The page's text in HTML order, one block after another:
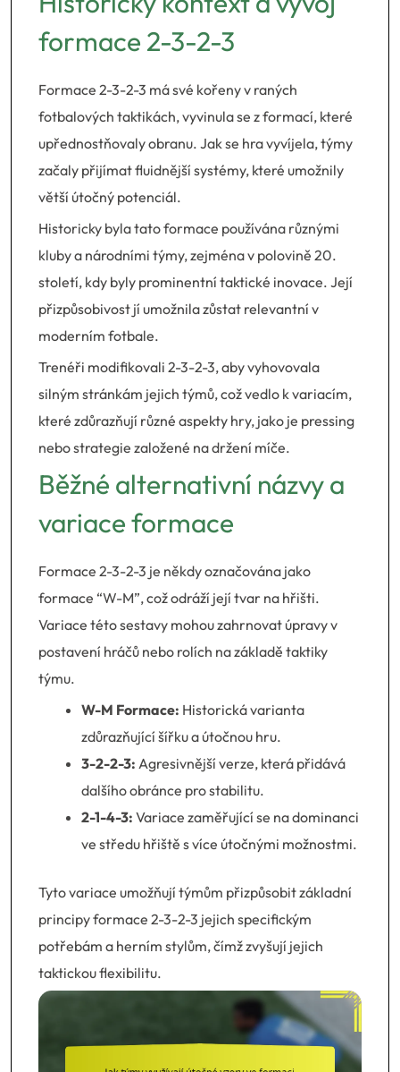
formace 2-3-2-3
Formace 2-3-2-3 má své kořeny v raných
fotbalových taktikách, vyvinula se z formací, které
upřednostňovaly obranu. Jak se hra vyvíjela, týmy
začaly přijímat fluidnější systémy, které umožnily
větší útočný potenciál.
Historicky byla tato formace používána různými
kluby a národními týmy, zejména v polovině 20.
století, kdy byly prominentní taktické inovace. Její
přizpůsobivost jí umožnila zůstat relevantní v
moderním fotbale.
Trenéři modifikovali 2-3-2-3, aby vyhovovala
silným stránkám jejich týmů, což vedlo k variacím,
které zdůrazňují různé aspekty hry, jako je pressing
nebo strategie založené na držení míče.
Běžné alternativní názvy a
variace formace
Formace 2-3-2-3 je někdy označována jako
formace “W-M”, což odráží její tvar na hřišti.
Variace této sestavy mohou zahrnovat úpravy v
postavení hráčů nebo rolích na základě taktiky
týmu.
W-M Formace: Historická varianta
zdůrazňující šířku a útočnou hru.
3-2-2-3: Agresivnější verze, která přidává
dalšího obránce pro stabilitu.
2-1-4-3: Variace zaměřující se na dominanci
ve středu hřiště s více útočnými možnostmi.
Tyto variace umožňují týmům přizpůsobit základní
principy formace 2-3-2-3 jejich specifickým
potřebám a herním stylům, čímž zvyšují jejich
taktickou flexibilitu.